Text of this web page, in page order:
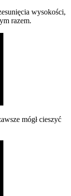
wysokości,
razem.
mógł cieszyć